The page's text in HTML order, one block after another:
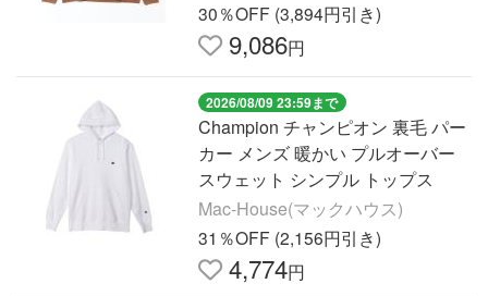
30％OFF (3,894円引き)
9,086円
2026/08/09 23:59まで
Champion チャンピオン 裏毛 パー
カー メンズ 暖かい プルオーバー
スウェット シンプル トップス
Mac-House(マックハウス)
31％OFF (2,156円引き)
4,774円